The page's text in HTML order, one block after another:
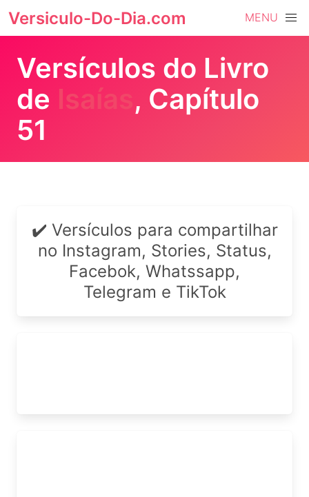
Versiculo-Do-Dia.com MENU
Versículos do Livro
de Isaías, Capítulo
51
✔️ Versículos para compartilhar
no Instagram, Stories, Status,
Facebok, Whatssapp,
Telegram e TikTok